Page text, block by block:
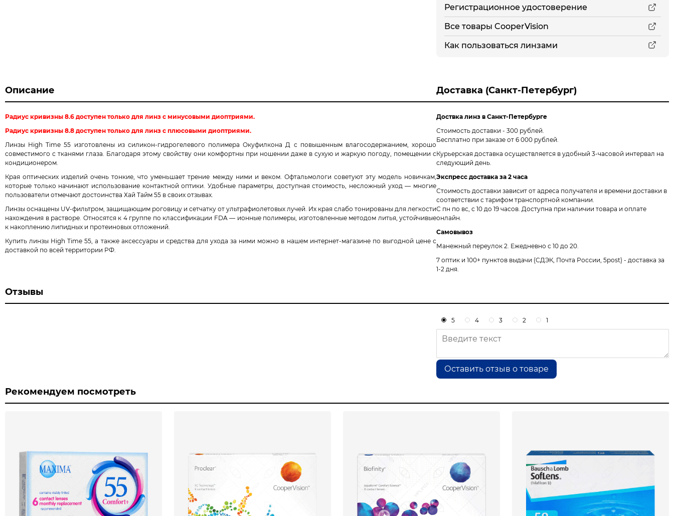
Регистрационное удостоверение
Все товары CooperVision
Как пользоваться линзами
Описание
Радиус кривизны 8.6 доступен только для линз с минусовыми диоптриями.
Радиус кривизны 8.8 доступен только для линз с плюсовыми диоптриями.
Линзы High Time 55 изготовлены из силикон-гидрогелевого полимера Окуфилкона Д с повышенным влагосодержанием, хорошо
совместимого с тканями глаза. Благодаря этому свойству они комфортны при ношении даже в сухую и жаркую погоду, помещении с
кондиционером.
Края оптических изделий очень тонкие, что уменьшает трение между ними и веком. Офтальмологи советуют эту модель новичкам,
которые только начинают использование контактной оптики. Удобные параметры, доступная стоимость, несложный уход — многие
пользователи отмечают достоинства Хай Тайм 55 в своих отзывах.
Линзы оснащены UV-фильтром, защищающим роговицу и сетчатку от ультрафиолетовых лучей. Их края слабо тонированы для легкости
нахождения в растворе. Относятся к 4 группе по классификации FDA — ионные полимеры, изготовленные методом литья, устойчивые
к накоплению липидных и протеиновых отложений.
Купить линзы High Time 55, а также аксессуары и средства для ухода за ними можно в нашем интернет-магазине по выгодной цене с
доставкой по всей территории РФ.
Доставка (Санкт-Петербург)
Доствка линз в Санкт-Петербурге
Стоимость доставки - 300 рублей.
Бесплатно при заказе от 6 000 рублей.
Курьерская доставка осуществляется в удобный 3-часовой интервал на
следующий день.
Экспресс доставка за 2 часа
Стоимость доставки зависит от адреса получателя и времени доставки в
соответствии с тарифом транспортной компании.
С пн по вс, с 10 до 19 часов. Доступна при наличии товара и оплате
онлайн.
Самовывоз
Манежный переулок 2. Ежедневно с 10 до 20.
7 оптик и 100+ пунктов выдачи (СДЭК, Почта России, 5post) - доставка за
1-2 дня.
Отзывы
5 4 3 2 1
Оставить отзыв о товаре
Рекомендуем посмотреть